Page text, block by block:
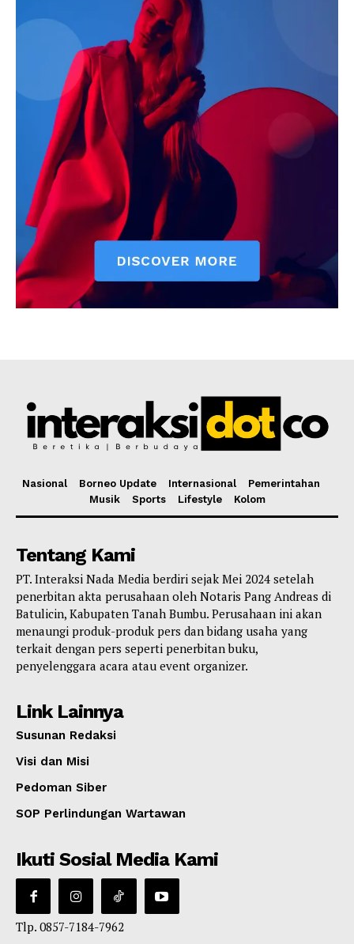
Nasional Borneo Update Internasional
Pemerintahan
Musik
Sports Lifestyle Kolom
Tentang Kami
PT. Interaksi Nada Media berdiri sejak Mei 2024 setelah
penerbitan akta perusahaan oleh Notaris Pang Andreas di
Batulicin, Kabupaten Tanah Bumbu. Perusahaan ini akan
menaungi produk-produk pers dan bidang usaha yang
terkait dengan pers seperti penerbitan buku,
penyelenggara acara atau event organizer.
Link Lainnya
Susunan Redaksi
Visi dan Misi
Pedoman Siber
SOP Perlindungan Wartawan
Ikuti Sosial Media Kami
Tlp. 0857-7184-7962